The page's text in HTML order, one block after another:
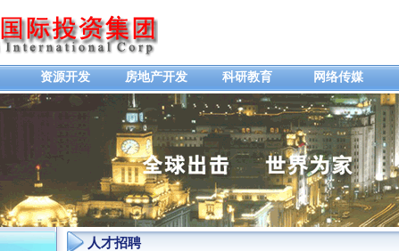
资源开发 房地产开发 科研教育 网络传媒
人才招聘